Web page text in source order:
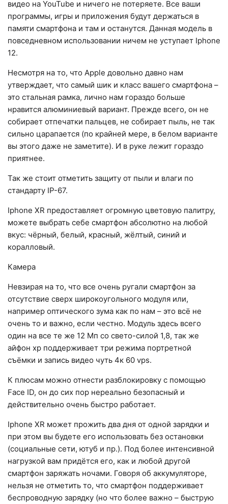
видео на YouTube и ничего не потеряете. Все ваши
программы, игры и приложения будут держаться в
памяти смартфона и там и останутся. Данная модель в
повседневном использовании ничем не уступает Iphone
12.
Несмотря на то, что Apple довольно давно нам
утверждает, что самый шик и класс вашего смартфона –
это стальная рамка, лично нам гораздо больше
нравится алюминиевый вариант. Прежде всего, он не
собирает отпечатки пальцев, не собирает пыль, не так
сильно царапается (по крайней мере, в белом варианте
вы этого даже не заметите). И в руке лежит гораздо
приятнее.
Так же стоит отметить защиту от пыли и влаги по
стандарту IP-67.
Iphone XR предоставляет огромную цветовую палитру,
можете выбрать себе смартфон абсолютно на любой
вкус: чёрный, белый, красный, жёлтый, синий и
коралловый.
Камера
Невзирая на то, что все очень ругали смартфон за
отсутствие сверх широкоугольного модуля или,
например оптического зума как по нам – это всё не
очень то и важно, если честно. Модуль здесь всего
один на все те же 12 Мп со свето-силой 1,8, так же
айфон хр поддерживает три режима портретной
съёмки и запись видео чуть 4к 60 vps.
К плюсам можно отнести разблокировку с помощью
Face ID, он до сих пор нереально безопасный и
действительно очень быстро работает.
Iphone XR может прожить два дня от одной зарядки и
при этом вы будете его использовать без остановки
(социальные сети, ютуб и пр.). Под более интенсивной
нагрузкой вам придётся его, как и любой другой
смартфон заряжать ночами. Говоря об аккумуляторе,
нельзя не отметить то, что смартфон поддерживает
беспроводную зарядку (но что более важно – быструю